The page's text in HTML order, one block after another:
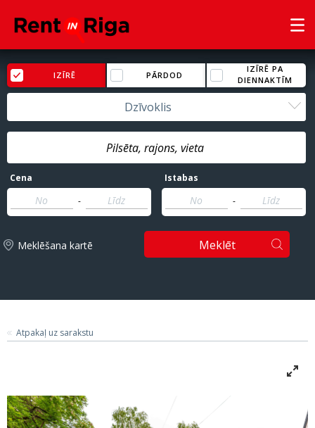
IZĪRĒ PĀRDOD
IZĪRĒ PA
DIENNAKTĪM
Dzīvoklis
Cena
-
Istabas
-
Meklēšana kartē Meklēt
Atpakaļ uz sarakstu